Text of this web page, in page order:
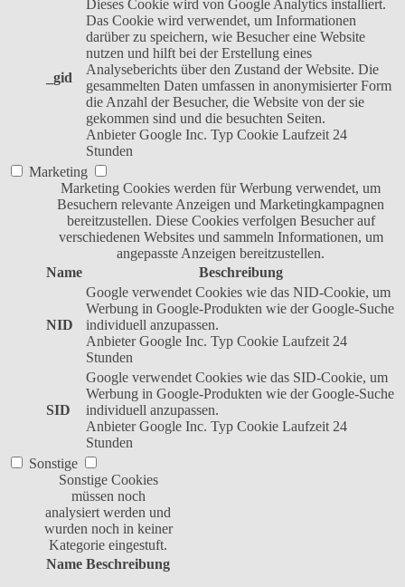
_gid
Dieses Cookie wird von Google Analytics installiert.
Das Cookie wird verwendet, um Informationen
darüber zu speichern, wie Besucher eine Website
nutzen und hilft bei der Erstellung eines
Analyseberichts über den Zustand der Website. Die
gesammelten Daten umfassen in anonymisierter Form
die Anzahl der Besucher, die Website von der sie
gekommen sind und die besuchten Seiten.
Anbieter Google Inc. Typ Cookie Laufzeit 24
Stunden
Marketing
Marketing Cookies werden für Werbung verwendet, um
Besuchern relevante Anzeigen und Marketingkampagnen
bereitzustellen. Diese Cookies verfolgen Besucher auf
verschiedenen Websites und sammeln Informationen, um
angepasste Anzeigen bereitzustellen.
Name
Beschreibung
NID
Google verwendet Cookies wie das NID-Cookie, um
Werbung in Google-Produkten wie der Google-Suche
individuell anzupassen.
Anbieter Google Inc. Typ Cookie Laufzeit 24
Stunden
SID
Google verwendet Cookies wie das SID-Cookie, um
Werbung in Google-Produkten wie der Google-Suche
individuell anzupassen.
Anbieter Google Inc. Typ Cookie Laufzeit 24
Stunden
Sonstige
Sonstige Cookies
müssen noch
analysiert werden und
wurden noch in keiner
Kategorie eingestuft.
Name Beschreibung